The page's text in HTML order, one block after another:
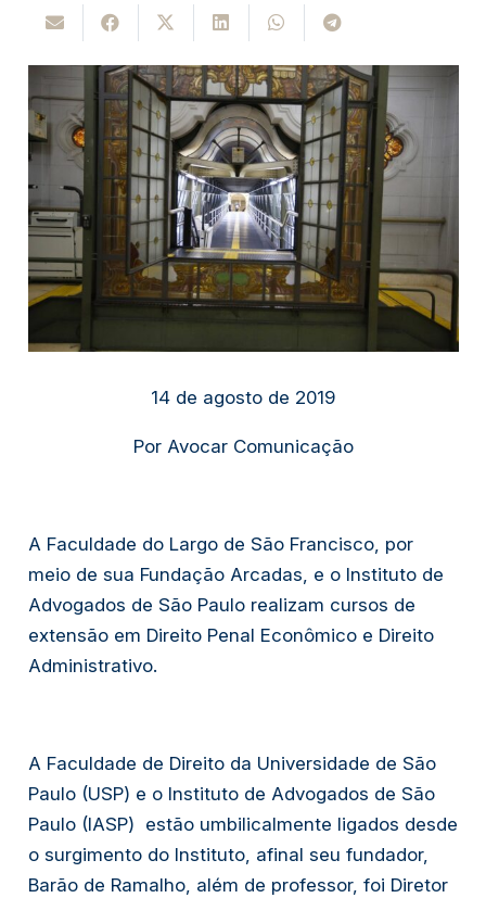
14 de agosto de 2019
Por Avocar Comunicação
A Faculdade do Largo de São Francisco, por
meio de sua Fundação Arcadas, e o Instituto de
Advogados de São Paulo realizam cursos de
extensão em Direito Penal Econômico e Direito
Administrativo.
A Faculdade de Direito da Universidade de São
Paulo (USP) e o Instituto de Advogados de São
Paulo (IASP)  estão umbilicalmente ligados desde
o surgimento do Instituto, afinal seu fundador,
Barão de Ramalho, além de professor, foi Diretor